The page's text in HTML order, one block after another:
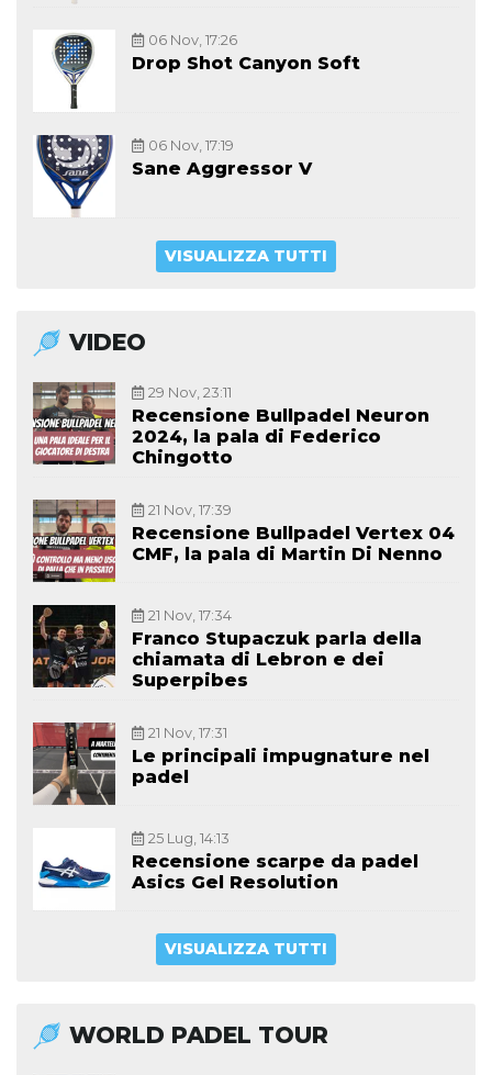
06 Nov, 17:26
Drop Shot Canyon Soft
06 Nov, 17:19
Sane Aggressor V
VISUALIZZA TUTTI
VIDEO
29 Nov, 23:11
Recensione Bullpadel Neuron
2024, la pala di Federico
Chingotto
21 Nov, 17:39
Recensione Bullpadel Vertex 04
CMF, la pala di Martin Di Nenno
21 Nov, 17:34
Franco Stupaczuk parla della
chiamata di Lebron e dei
Superpibes
21 Nov, 17:31
Le principali impugnature nel
padel
25 Lug, 14:13
Recensione scarpe da padel
Asics Gel Resolution
VISUALIZZA TUTTI
WORLD PADEL TOUR